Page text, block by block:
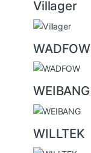
Villager
WADFOW
WEIBANG
WILLTEK